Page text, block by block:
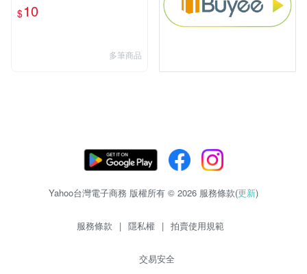
$10
多筆商品
Yahoo台灣電子商務 版權所有 © 2026 服務條款(更新)
服務條款 | 隱私權 | 拍賣使用規範
交易安全